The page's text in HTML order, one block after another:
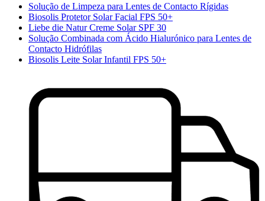
Solução de Limpeza para Lentes de Contacto Rígidas
Biosolis Protetor Solar Facial FPS 50+
Liebe die Natur Creme Solar SPF 30
Solução Combinada com Ácido Hialurónico para Lentes de
Contacto Hidrófilas
Biosolis Leite Solar Infantil FPS 50+